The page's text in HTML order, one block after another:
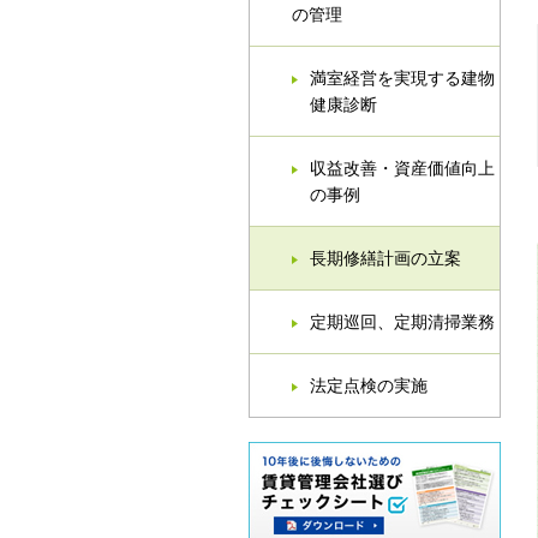
の管理
満室経営を実現する建物
健康診断
収益改善・資産価値向上
の事例
長期修繕計画の立案
定期巡回、定期清掃業務
法定点検の実施